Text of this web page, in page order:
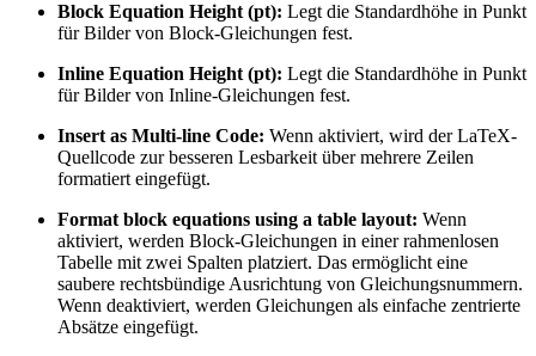
Block Equation Height (pt): Legt die Standardhöhe in Punkt
für Bilder von Block-Gleichungen fest.
Inline Equation Height (pt): Legt die Standardhöhe in Punkt
für Bilder von Inline-Gleichungen fest.
Insert as Multi-line Code: Wenn aktiviert, wird der LaTeX-
Quellcode zur besseren Lesbarkeit über mehrere Zeilen
formatiert eingefügt.
Format block equations using a table layout: Wenn
aktiviert, werden Block-Gleichungen in einer rahmenlosen
Tabelle mit zwei Spalten platziert. Das ermöglicht eine
saubere rechtsbündige Ausrichtung von Gleichungsnummern.
Wenn deaktiviert, werden Gleichungen als einfache zentrierte
Absätze eingefügt.